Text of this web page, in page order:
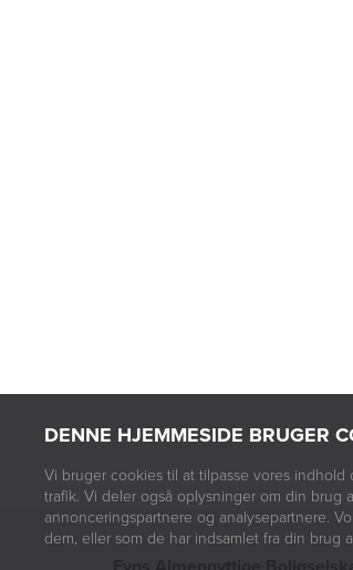
DENNE HJEMMESIDE BRUGER
Vi bruger cookies til at tilpasse vores
trafik. Vi deler også oplysninger om din brug
annonceringspartnere og analysepartnere.
dem, eller som de har indsamlet fra din brug